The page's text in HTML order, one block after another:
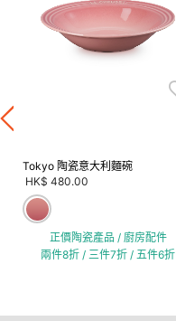
Tokyo 陶瓷意大利麵碗
HK$ 480.00
正價陶瓷產品 / 廚房配件
兩件8折 / 三件7折 / 五件6折